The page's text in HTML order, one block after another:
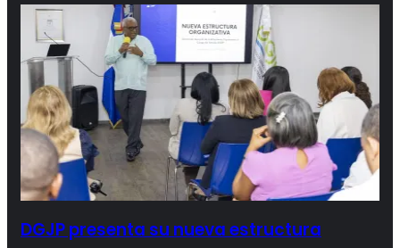
DGJP presenta su nueva estructura